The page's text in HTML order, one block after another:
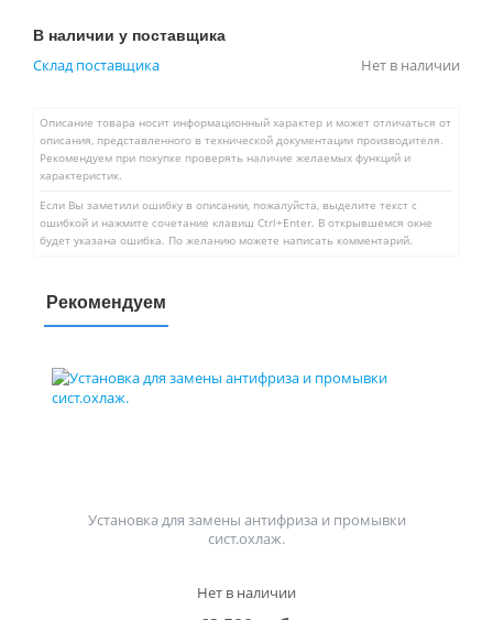
В наличии у поставщика
Склад поставщика Нет в наличии
Описание товара носит информационный характер и может отличаться от
описания, представленного в технической документации производителя.
Рекомендуем при покупке проверять наличие желаемых функций и
характеристик.
Если Вы заметили ошибку в описании, пожалуйста, выделите текст с
ошибкой и нажмите сочетание клавиш Ctrl+Enter. В открывшемся окне
будет указана ошибка. По желанию можете написать комментарий.
Рекомендуем
Установка для замены антифриза и промывки
сист.охлаж.
Нет в наличии